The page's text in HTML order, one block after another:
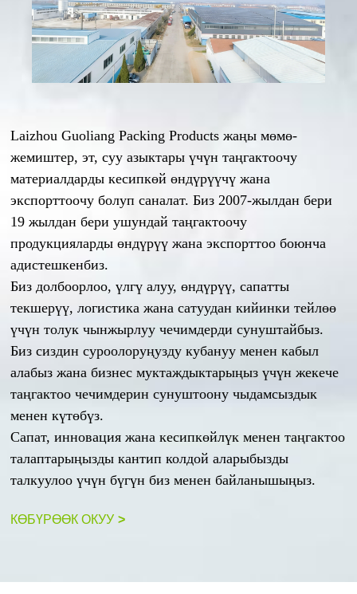
Laizhou Guoliang Packing Products жаңы мөмө-
жемиштер, эт, суу азыктары үчүн таңгактоочу
материалдарды кесипкөй өндүрүүчү жана
экспорттоочу болуп саналат. Биз 2007-жылдан бери
19 жылдан бери ушундай таңгактоочу
продукцияларды өндүрүү жана экспорттоо боюнча
адистешкенбиз.
Биз долбоорлоо, үлгү алуу, өндүрүү, сапатты
текшерүү, логистика жана сатуудан кийинки тейлөө
үчүн толук чынжырлуу чечимдерди сунуштайбыз.
Биз сиздин суроолоруңузду кубануу менен кабыл
алабыз жана бизнес муктаждыктарыңыз үчүн жекече
таңгактоо чечимдерин сунуштоону чыдамсыздык
менен күтөбүз.
Сапат, инновация жана кесипкөйлүк менен таңгактоо
талаптарыңызды кантип колдой аларыбызды
талкуулоо үчүн бүгүн биз менен байланышыңыз.
КӨБҮРӨӨК ОКУУ >